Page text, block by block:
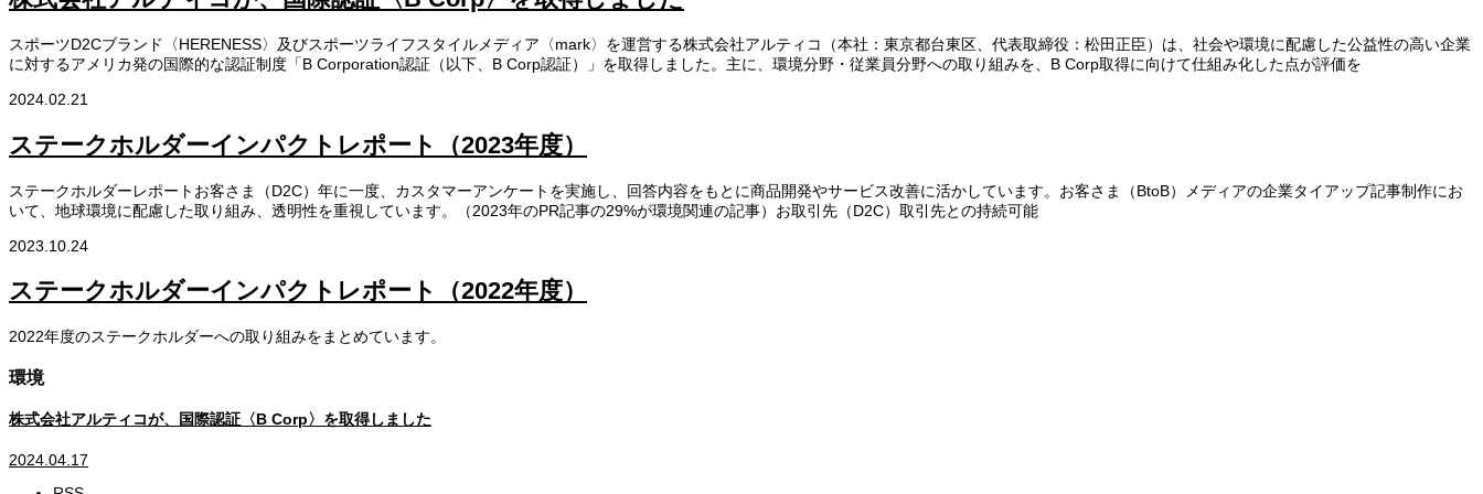
スポーツD2Cブランド〈HERENESS〉及びスポーツライフスタイルメディア〈mark〉を運営する株式会社アルティコ（本社：東京都台東区、代表取締役：松田正臣）は、社会や環境に配慮した公益性の高い企業
に対するアメリカ発の国際的な認証制度「B Corporation認証（以下、B Corp認証）」を取得しました。主に、環境分野・従業員分野への取り組みを、B Corp取得に向けて仕組み化した点が評価を
2024.02.21
ステークホルダーインパクトレポート（2023年度）
ステークホルダーレポートお客さま（D2C）年に一度、カスタマーアンケートを実施し、回答内容をもとに商品開発やサービス改善に活かしています。お客さま（BtoB）メディアの企業タイアップ記事制作にお
いて、地球環境に配慮した取り組み、透明性を重視しています。（2023年のPR記事の29%が環境関連の記事）お取引先（D2C）取引先との持続可能
2023.10.24
ステークホルダーインパクトレポート（2022年度）
2022年度のステークホルダーへの取り組みをまとめています。
環境
株式会社アルティコが、国際認証〈B Corp〉を取得しました
2024.04.17